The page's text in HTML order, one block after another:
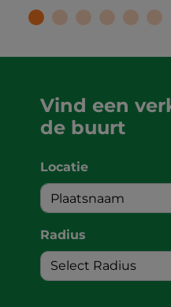
Vind een
de buurt
Locatie
Radius